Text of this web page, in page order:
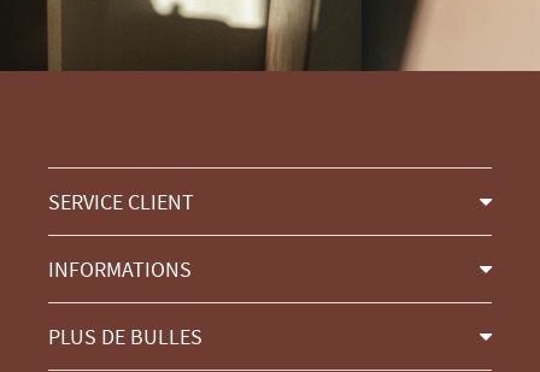
SERVICE CLIENT
INFORMATIONS
PLUS DE BULLES